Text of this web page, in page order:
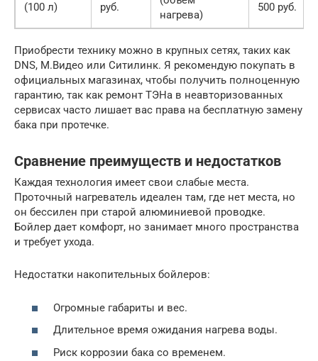
(100 л) руб.
нагрева)
500 руб.
Приобрести технику можно в крупных сетях, таких как
DNS, М.Видео или Ситилинк. Я рекомендую покупать в
официальных магазинах, чтобы получить полноценную
гарантию, так как ремонт ТЭНа в неавторизованных
сервисах часто лишает вас права на бесплатную замену
бака при протечке.
Сравнение преимуществ и недостатков
Каждая технология имеет свои слабые места.
Проточный нагреватель идеален там, где нет места, но
он бессилен при старой алюминиевой проводке.
Бойлер дает комфорт, но занимает много пространства
и требует ухода.
Недостатки накопительных бойлеров:
Огромные габариты и вес.
Длительное время ожидания нагрева воды.
Риск коррозии бака со временем.